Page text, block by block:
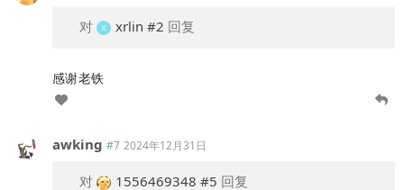
对 xrlin #2 回复
感谢老铁
awking #7 2024年12月31日
对 1556469348 #5 回复